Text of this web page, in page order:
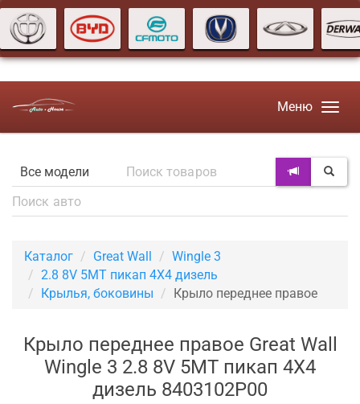
Меню
Каталог Great Wall
Wingle 3
2.8 8V 5MT пикап 4X4 дизель
Крылья, боковины
Крыло переднее правое
Крыло переднее правое Great Wall
Wingle 3 2.8 8V 5MT пикап 4X4
дизель 8403102P00